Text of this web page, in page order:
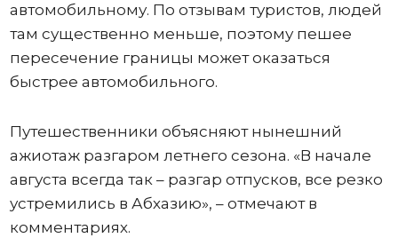
автомобильному. По отзывам туристов, людей
там существенно меньше, поэтому пешее
пересечение границы может оказаться
быстрее автомобильного.
Путешественники объясняют нынешний
ажиотаж разгаром летнего сезона. «В начале
августа всегда так – разгар отпусков, все резко
устремились в Абхазию», – отмечают в
комментариях.